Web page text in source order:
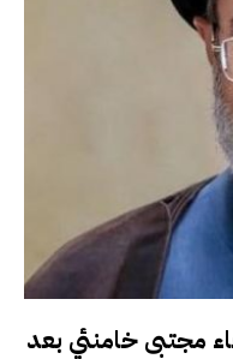
مجتبى خامنئي بعد